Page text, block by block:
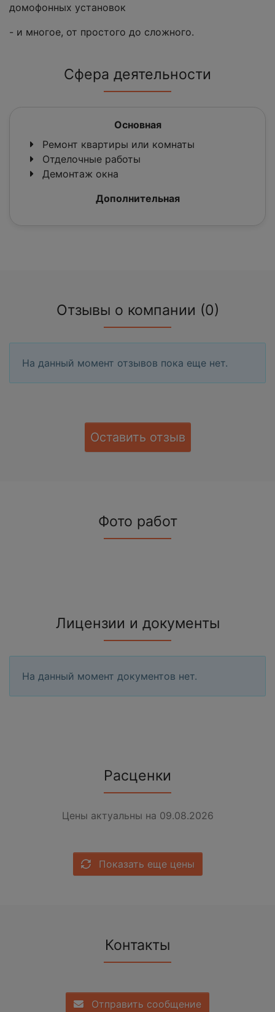
домофонных установок
- и многое, от простого до сложного.
Сфера деятельности
Основная
Ремонт квартиры или комнаты
Отделочные работы
Демонтаж окна
Дополнительная
Отзывы о компании (0)
На данный момент отзывов пока еще нет.
Оставить отзыв
Фото работ
Лицензии и документы
На данный момент документов нет.
Расценки
Цены актуальны на 09.08.2026
Показать еще цены
Контакты
Отправить сообщение